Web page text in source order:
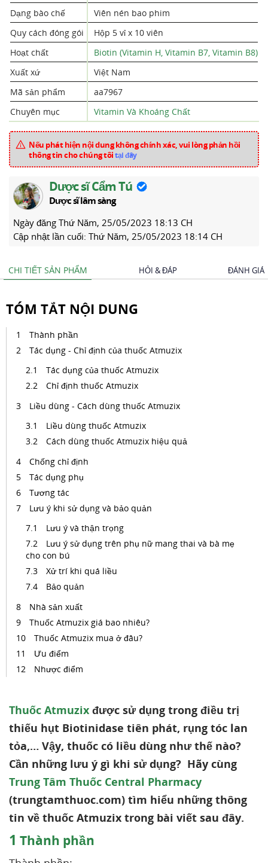
Dạng bào chế
Viên nén bao phim
Quy cách đóng gói
Hộp 5 vỉ x 10 viên
Hoạt chất
Biotin (Vitamin H, Vitamin B7, Vitamin B8)
Xuất xứ
Việt Nam
Mã sản phẩm
aa7967
Chuyên mục
Vitamin Và Khoáng Chất
Nếu phát hiện nội dung không chính xác, vui lòng phản hồi
thông tin cho chúng tôitại đây
Dược sĩ Cẩm Tú
Dược sĩ lâm sàng
Ngày đăng Thứ Năm, 25/05/2023 18:13 CH
Cập nhật lần cuối: Thứ Năm, 25/05/2023 18:14 CH
CHI TIẾT SẢN PHẨM HỎI & ĐÁP ĐÁNH GIÁ
TÓM TẮT NỘI DUNG
Thành phần
Tác dụng - Chỉ định của thuốc Atmuzix
Tác dụng của thuốc Atmuzix
Chỉ định thuốc Atmuzix
Liều dùng - Cách dùng thuốc Atmuzix
Liều dùng thuốc Atmuzix
Cách dùng thuốc Atmuzix hiệu quả
Chống chỉ định
Tác dụng phụ
Tương tác
Lưu ý khi sử dụng và bảo quản
Lưu ý và thận trọng
Lưu ý sử dụng trên phụ nữ mang thai và bà mẹ
cho con bú
Xử trí khi quá liều
Bảo quản
Nhà sản xuất
Thuốc Atmuzix giá bao nhiêu?
Thuốc Atmuzix mua ở đâu?
Ưu điểm
Nhược điểm
Thuốc Atmuzix được sử dụng trong điều trị
thiếu hụt Biotinidase tiên phát, rụng tóc lan
tỏa,… Vậy, thuốc có liều dùng như thế nào?
Cần những lưu ý gì khi sử dụng? Hãy cùng
Trung Tâm Thuốc Central Pharmacy
(trungtamthuoc.com) tìm hiểu những thông
tin về thuốc Atmuzix trong bài viết sau đây.
1 Thành phần